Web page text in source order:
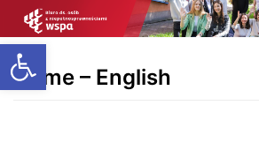
Open toolbar
Skip
to
content
Home – English